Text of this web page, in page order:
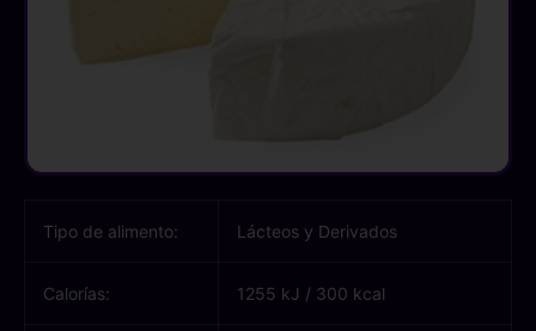
Tipo de alimento: Lácteos y Derivados
Calorías: 1255 kJ / 300 kcal